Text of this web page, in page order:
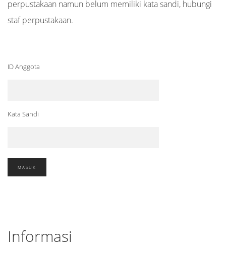
perpustakaan namun belum memiliki kata sandi, hubungi
staf perpustakaan.
ID Anggota
Kata Sandi
Informasi